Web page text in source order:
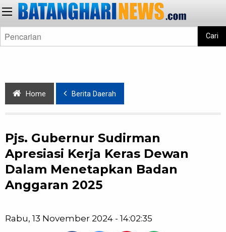
Cari
Home Berita Daerah
Pjs. Gubernur Sudirman
Apresiasi Kerja Keras Dewan
Dalam Menetapkan Badan
Anggaran 2025
Rabu, 13 November 2024 - 14:02:35